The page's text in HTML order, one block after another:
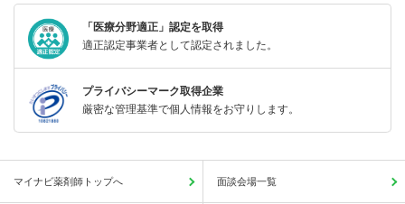
「医療分野適正」認定を取得
適正認定事業者として認定されました。
プライバシーマーク取得企業
厳密な管理基準で個人情報をお守りします。
マイナビ薬剤師トップへ 面談会場一覧